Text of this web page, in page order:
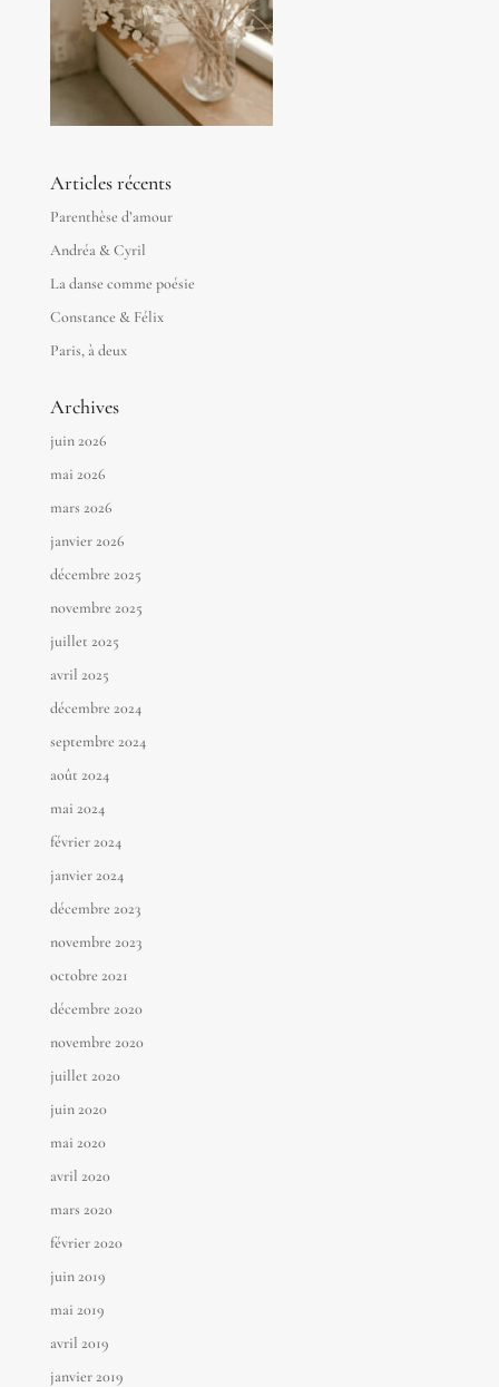
Articles récents
Parenthèse d’amour
Andréa & Cyril
La danse comme poésie
Constance & Félix
Paris, à deux
Archives
juin 2026
mai 2026
mars 2026
janvier 2026
décembre 2025
novembre 2025
juillet 2025
avril 2025
décembre 2024
septembre 2024
août 2024
mai 2024
février 2024
janvier 2024
décembre 2023
novembre 2023
octobre 2021
décembre 2020
novembre 2020
juillet 2020
juin 2020
mai 2020
avril 2020
mars 2020
février 2020
juin 2019
mai 2019
avril 2019
janvier 2019